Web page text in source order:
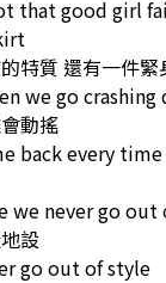
that good girl
特質 還有一件緊
we go crashing
動搖
back every time
we never go out
設
go out of style